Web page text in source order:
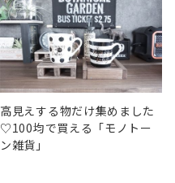
高見えする物だけ集めました
♡100均で買える「モノトー
ン雑貨」